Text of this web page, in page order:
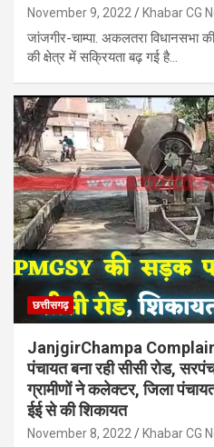
November 9, 2022 Khabar CG
जांजगीर-चाम्पा. अकलतरा विधानसभा
की क्षेत्र में सक्रियता बढ़ गई है…
छत्तीसगढ़
JanjgirChampa
पंचायत बना रही सीसी रोड,
ग्रामीणों ने कलेक्टर, जिला
ईई से की शिकायत
November 8, 2022 Khabar CG